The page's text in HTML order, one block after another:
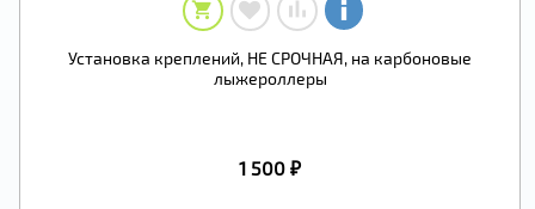
Установка креплений, НЕ СРОЧНАЯ, на карбоновые
лыжероллеры
1 500 ₽